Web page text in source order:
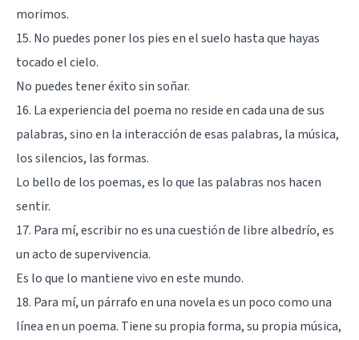
morimos.
15. No puedes poner los pies en el suelo hasta que hayas
tocado el cielo.
No puedes tener éxito sin soñar.
16. La experiencia del poema no reside en cada una de sus
palabras, sino en la interacción de esas palabras, la música,
los silencios, las formas.
Lo bello de los poemas, es lo que las palabras nos hacen
sentir.
17. Para mí, escribir no es una cuestión de libre albedrío, es
un acto de supervivencia.
Es lo que lo mantiene vivo en este mundo.
18. Para mí, un párrafo en una novela es un poco como una
línea en un poema. Tiene su propia forma, su propia música,